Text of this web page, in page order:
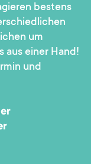
bestens
um
aus einer Hand!
und